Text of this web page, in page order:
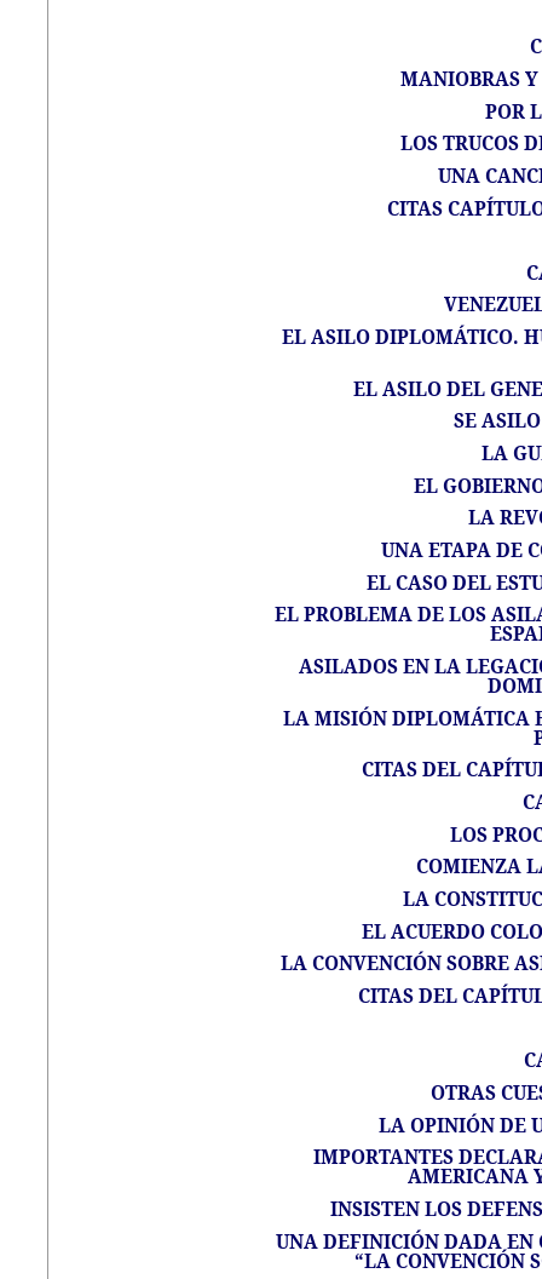
MANIOBRAS
POR
LOS TRUCOS
UNA
CITAS
EL ASILO DIPLOMÁTICO.
EL ASILO DEL
SE
LA
EL
LA
UNA ETAPA DE
EL CASO DEL
EL PROBLEMA DE LOS
ASILADOS EN LA
LA MISIÓN DIPLOMÁTICA
CITAS DEL
LOS
COMIENZA
LA
EL ACUERDO
LA CONVENCIÓN SOBRE
CITAS DEL
OTRAS
LA OPINIÓN DE
IMPORTANTES
AMERICANA
INSISTEN LOS
UNA DEFINICIÓN DADA EN
“LA CONVENCIÓN